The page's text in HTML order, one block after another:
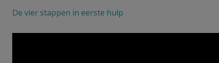
De vier stappen in eerste hulp